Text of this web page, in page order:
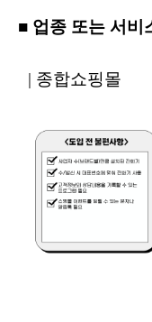
■ 업종 또는 서비
| 종합쇼핑몰